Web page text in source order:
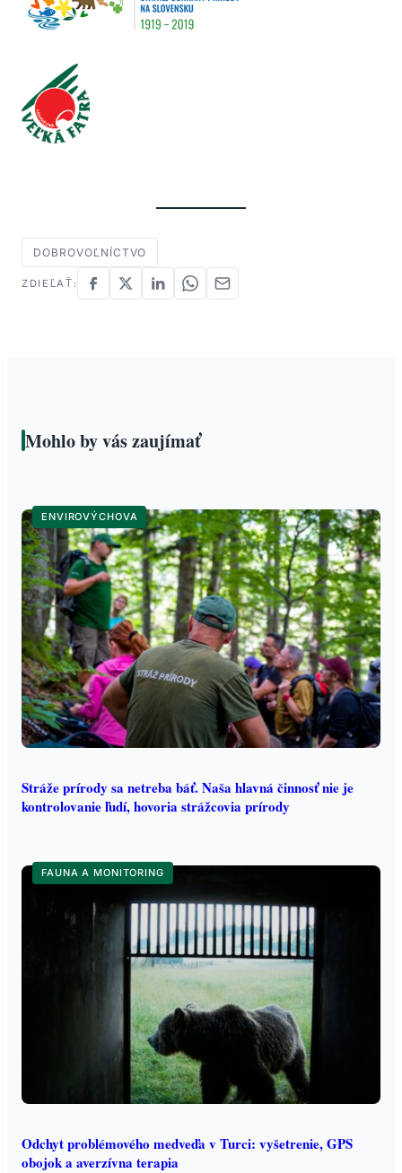
DOBROVOĽNÍCTVO
ZDIEĽAŤ:
Mohlo by vás zaujímať
ENVIROVÝCHOVA
Stráže prírody sa netreba báť. Naša hlavná činnosť nie je
kontrolovanie ľudí, hovoria strážcovia prírody
FAUNA A MONITORING
Odchyt problémového medveďa v Turci: vyšetrenie, GPS
obojok a averzívna terapia